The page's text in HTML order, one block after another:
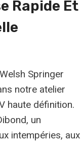
Rapide Et
Springer
notre atelier
haute définition.
un
intempéries, aux